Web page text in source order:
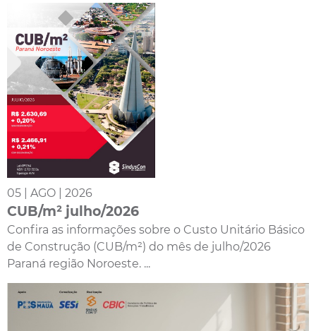
05 | AGO | 2026
CUB/m² julho/2026
Confira as informações sobre o Custo Unitário Básico
de Construção (CUB/m²) do mês de julho/2026
Paraná região Noroeste. ...